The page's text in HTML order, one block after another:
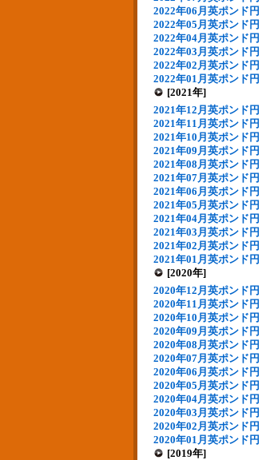
2022年06月英ポンド円
2022年05月英ポンド円
2022年04月英ポンド円
2022年03月英ポンド円
2022年02月英ポンド円
2022年01月英ポンド円
[2021年]
2021年12月英ポンド円
2021年11月英ポンド円
2021年10月英ポンド円
2021年09月英ポンド円
2021年08月英ポンド円
2021年07月英ポンド円
2021年06月英ポンド円
2021年05月英ポンド円
2021年04月英ポンド円
2021年03月英ポンド円
2021年02月英ポンド円
2021年01月英ポンド円
[2020年]
2020年12月英ポンド円
2020年11月英ポンド円
2020年10月英ポンド円
2020年09月英ポンド円
2020年08月英ポンド円
2020年07月英ポンド円
2020年06月英ポンド円
2020年05月英ポンド円
2020年04月英ポンド円
2020年03月英ポンド円
2020年02月英ポンド円
2020年01月英ポンド円
[2019年]